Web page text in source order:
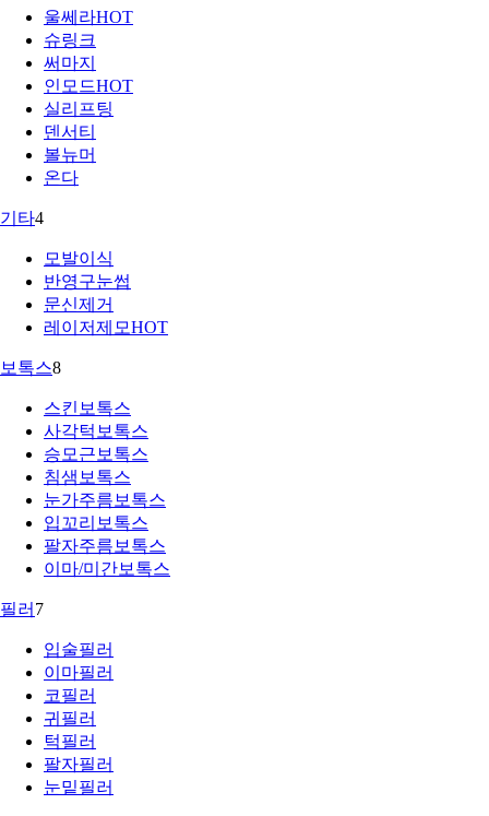
울쎄라HOT
슈링크
써마지
인모드HOT
실리프팅
덴서티
볼뉴머
온다
기타4
모발이식
반영구눈썹
문신제거
레이저제모HOT
보톡스8
스킨보톡스
사각턱보톡스
승모근보톡스
침샘보톡스
눈가주름보톡스
입꼬리보톡스
팔자주름보톡스
이마/미간보톡스
필러 7
입술필러
이마필러
코필러
귀필러
턱필러
팔자필러
눈밑필러